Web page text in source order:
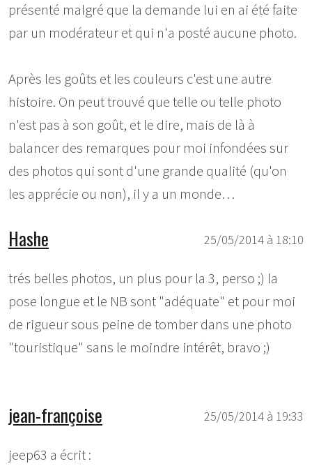
présenté malgré que la demande lui en ai été faite
par un modérateur et qui n'a posté aucune photo.
Après les goûts et les couleurs c'est une autre
histoire. On peut trouvé que telle ou telle photo
n'est pas à son goût, et le dire, mais de là à
balancer des remarques pour moi infondées sur
des photos qui sont d'une grande qualité (qu'on
les apprécie ou non), il y a un monde…
25/05/2014 à 18:10
Hashe
trés belles photos, un plus pour la 3, perso ;) la
pose longue et le NB sont "adéquate" et pour moi
de rigueur sous peine de tomber dans une photo
"touristique" sans le moindre intérêt, bravo ;)
25/05/2014 à 19:33
jean-françoise
jeep63 a écrit :